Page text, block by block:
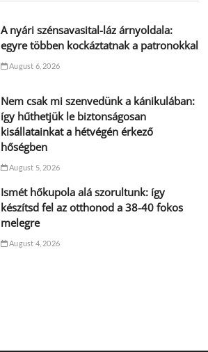
A nyári szénsavasital-láz árnyoldala:
egyre többen kockáztatnak a patronokkal
August 6, 2026
Nem csak mi szenvedünk a kánikulában:
így hűthetjük le biztonságosan
kisállatainkat a hétvégén érkező
hőségben
August 5, 2026
Ismét hőkupola alá szorultunk: így
készítsd fel az otthonod a 38-40 fokos
melegre
August 4, 2026